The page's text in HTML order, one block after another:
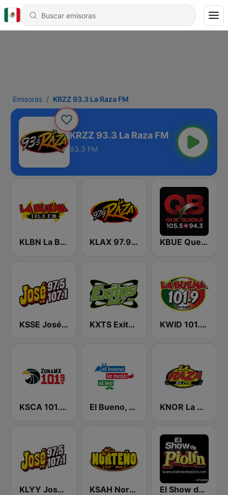
Emisoras KRZZ 93.3 La Raza FM
KRZZ 93.3 La Raza FM
93.3 FM
KLBN La Buena 101.9 FM KLAX 97.9 La Raza FM KBUE Que Buena 105.5 / 94.3 FM (US Only)
KSSE José 97.5 y 107.1 KXTS Exitos 98.7 FM KWID 101.9 La Buena
KSCA 101.9 Los Angeles FM (US Only) El Bueno, La Mala y El Feo KNOR La Raza 93.7 (US Only)
KLYY José 97.5 y 107.1 KSAH Norteño 720 y 104.1 El Show de Piolín